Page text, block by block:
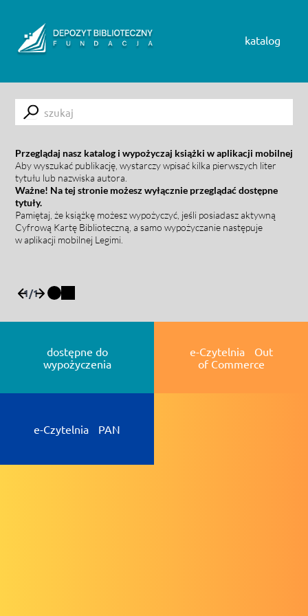
katalog
Submit
Przeglądaj nasz katalog i wypożyczaj książki w aplikacji mobilnej
Aby wyszukać publikację, wystarczy wpisać kilka pierwszych liter
tytułu lub nazwiska autora.
Ważne! Na tej stronie możesz wyłącznie przeglądać dostępne
tytuły.
Pamiętaj, że książkę możesz wypożyczyć, jeśli posiadasz aktywną
Cyfrową Kartę Biblioteczną, a samo wypożyczanie następuje
w aplikacji mobilnej Legimi.
1/1
dostępne do
wypożyczenia
e-Czytelnia Out
of Commerce
e-Czytelnia PAN